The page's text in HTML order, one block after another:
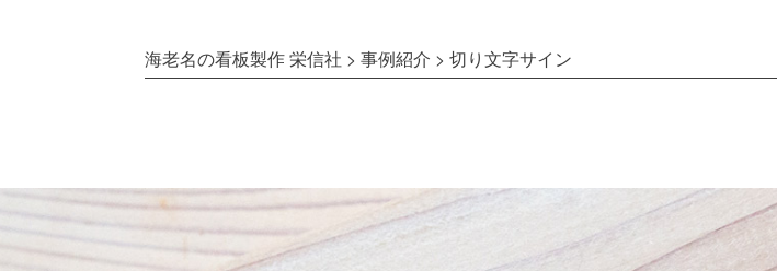
海老名の看板製作 栄信社 > 事例紹介 > 切り文字サイン